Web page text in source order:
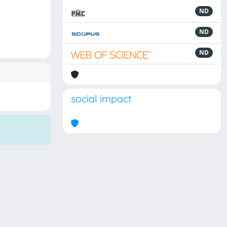
ND
ND
ND
social impact